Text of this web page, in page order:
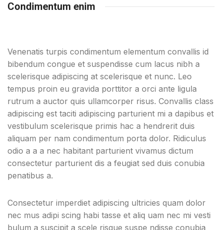
Condimentum enim
Venenatis turpis condimentum elementum convallis id
bibendum congue et suspendisse cum lacus nibh a
scelerisque adipiscing at scelerisque et nunc. Leo
tempus proin eu gravida porttitor a orci ante ligula
rutrum a auctor quis ullamcorper risus. Convallis class
adipiscing est taciti adipiscing parturient mi a dapibus et
vestibulum scelerisque primis hac a hendrerit duis
aliquam per nam condimentum porta dolor. Ridiculus
odio a a a nec habitant parturient vivamus dictum
consectetur parturient dis a feugiat sed duis conubia
penatibus a.
Consectetur imperdiet adipiscing ultricies quam dolor
nec mus adipi scing habi tasse et aliq uam nec mi vesti
bulum a suscipit a scele risque suspe ndisse conubia